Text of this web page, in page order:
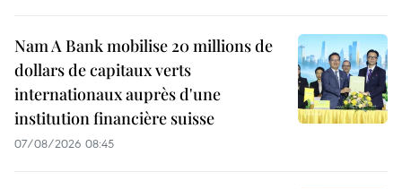
Nam A Bank mobilise 20 millions de
dollars de capitaux verts
internationaux auprès d'une
institution financière suisse
07/08/2026 08:45